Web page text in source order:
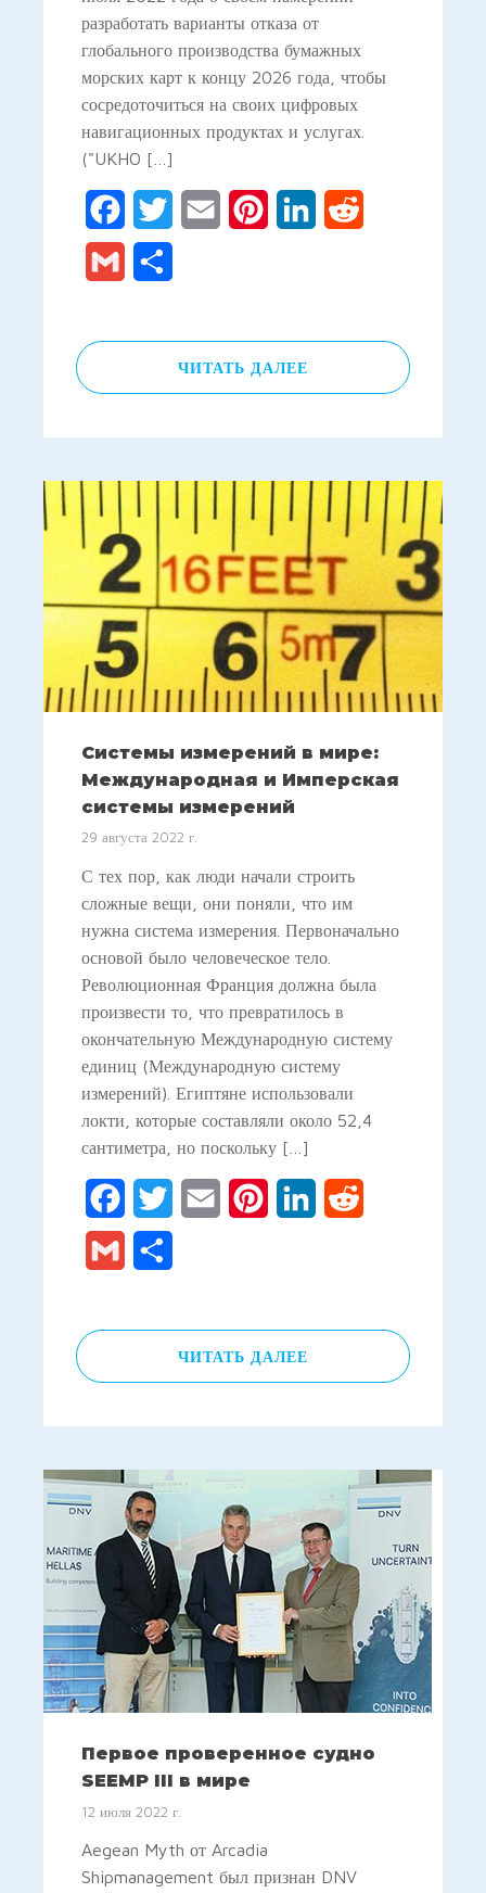
разработать варианты отказа от
глобального производства бумажных
морских карт к концу 2026 года, чтобы
сосредоточиться на своих цифровых
навигационных продуктах и услугах.
("UKHO […]
FacebookTwitter Email PinterestLinkedIn
Gmail
ЧИТАТЬ ДАЛЕЕ
Системы измерений в мире:
Международная и Имперская
системы измерений
29 августа 2022 г.
С тех пор, как люди начали строить
сложные вещи, они поняли, что им
нужна система измерения. Первоначально
основой было человеческое тело.
Революционная Франция должна была
произвести то, что превратилось в
окончательную Международную систему
единиц (Международную систему
измерений). Египтяне использовали
локти, которые составляли около 52,4
сантиметра, но поскольку […]
FacebookTwitter Email PinterestLinkedIn
Gmail
ЧИТАТЬ ДАЛЕЕ
Первое проверенное судно
SEEMP III в мире
12 июля 2022 г.
Aegean Myth от Arcadia
Shipmanagement был признан DNV